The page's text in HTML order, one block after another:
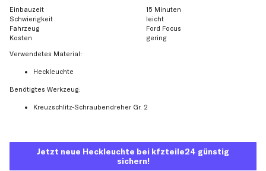
Einbauzeit
15 Minuten
Schwierigkeit
leicht
Fahrzeug
Ford Focus
Kosten
gering
Verwendetes Material:
Heckleuchte
Benötigtes Werkzeug:
Kreuzschlitz-Schraubendreher Gr. 2
Jetzt neue Heckleuchte bei kfzteile24 günstig
sichern!